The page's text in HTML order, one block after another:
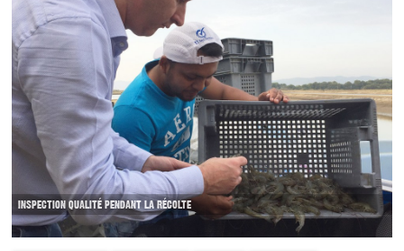
INSPECTION QUALITÉ PENDANT LA RÉCOLTE